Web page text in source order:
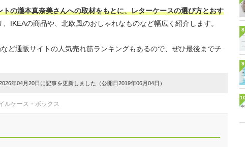
トの瀧本真奈美さんへの取材をもとに、レターケースの選び方とおす
、IKEAの商品や、北欧風のおしゃれなものなど幅広く紹介します。
ど通販サイトの人気売れ筋ランキングもあるので、ぜひ最後までチ
年04月20日に記事を更新しました（公開日2019年06月04日）
ルケース・ボックス
8
9